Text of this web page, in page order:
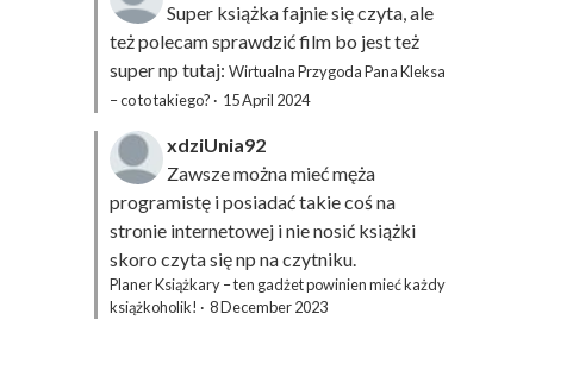
Super książka fajnie się czyta, ale
też polecam sprawdzić film bo jest też
super np tutaj: Wirtualna Przygoda Pana Kleksa
– co to takiego? · 15 April 2024
xdziUnia92
Zawsze można mieć męża
programistę i posiadać takie coś na
stronie internetowej i nie nosić książki
skoro czyta się np na czytniku.
Planer Książkary – ten gadżet powinien mieć każdy
książkoholik! · 8 December 2023